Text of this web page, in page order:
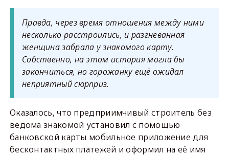
Правда, через время отношения между ними
несколько расстроились, и разгневанная
женщина забрала у знакомого карту.
Собственно, на этом история могла бы
закончиться, но горожанку ещё ожидал
неприятный сюрприз.
Оказалось, что предприимчивый строитель без
ведома знакомой установил с помощью
банковской карты мобильное приложение для
бесконтактных платежей и оформил на её имя